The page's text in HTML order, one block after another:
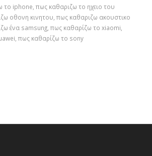
το iphone, πως καθαριζω το ηχειο του
οθονη κινητου, πως καθαριζω ακουστικο
ένα samsung, πως καθαρίζω το xiaomi,
, πως καθαρίζω το sony